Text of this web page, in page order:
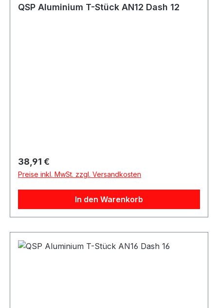
QSP Aluminium T-Stück AN12 Dash 12
Regulärer Preis:
38,91 €
Preise inkl. MwSt. zzgl. Versandkosten
In den Warenkorb